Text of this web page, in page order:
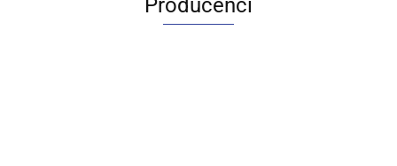
Producenci